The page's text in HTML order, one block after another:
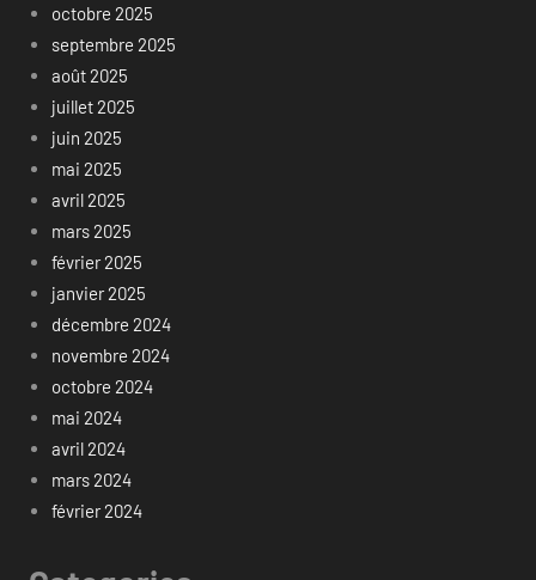
octobre 2025
septembre 2025
août 2025
juillet 2025
juin 2025
mai 2025
avril 2025
mars 2025
février 2025
janvier 2025
décembre 2024
novembre 2024
octobre 2024
mai 2024
avril 2024
mars 2024
février 2024